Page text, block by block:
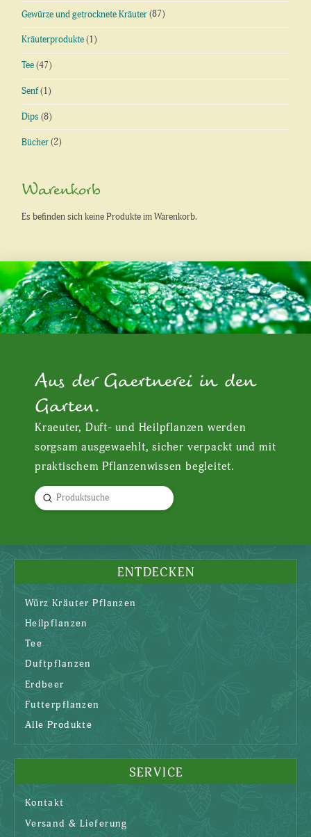
Gewürze und getrocknete Kräuter (87)
Kräuterprodukte (1)
Tee (47)
Senf(1)
Dips (8)
Bücher (2)
Warenkorb
Es befinden sich keine Produkte im Warenkorb.
Aus der Gaertnerei in den
Garten.
Kraeuter, Duft- und Heilpflanzen werden
sorgsam ausgewaehlt, sicher verpackt und mit
praktischem Pflanzenwissen begleitet.
Search
Submit
ENTDECKEN
Würz Kräuter Pflanzen
Heilpflanzen
Tee
Duftpflanzen
Erdbeer
Futterpflanzen
Alle Produkte
SERVICE
Kontakt
Versand & Lieferung